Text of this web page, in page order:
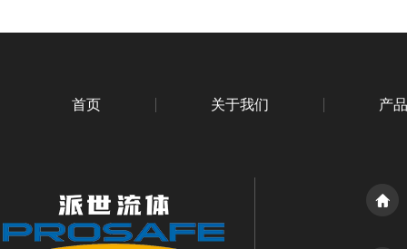
首页 关于我们 产